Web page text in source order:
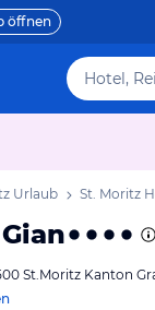
öffnen
Urlaub St. Moritz
St.Moritz Kanton